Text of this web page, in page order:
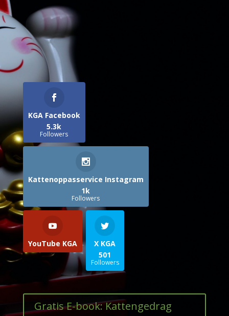
KGA Facebook
5.3k
Followers
Kattenoppasservice Instagram
1k
Followers
YouTube KGA
X KGA
501
Followers
Gratis E-book: Kattengedrag